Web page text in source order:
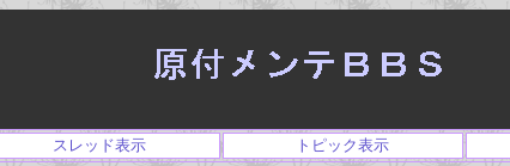
スレッド表示 トピック表示